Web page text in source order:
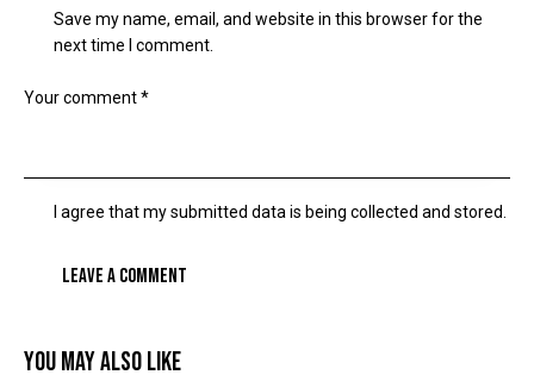
Save my name, email, and website in this browser for the
next time I comment.
I agree that my submitted data is beingcollected and stored
YOU MAY ALSO LIKE